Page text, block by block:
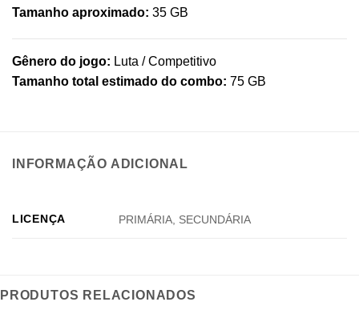
Tamanho aproximado: 35 GB
Gênero do jogo: Luta / Competitivo
Tamanho total estimado do combo: 75 GB
INFORMAÇÃO ADICIONAL
LICENÇA PRIMÁRIA, SECUNDÁRIA
PRODUTOS RELACIONADOS